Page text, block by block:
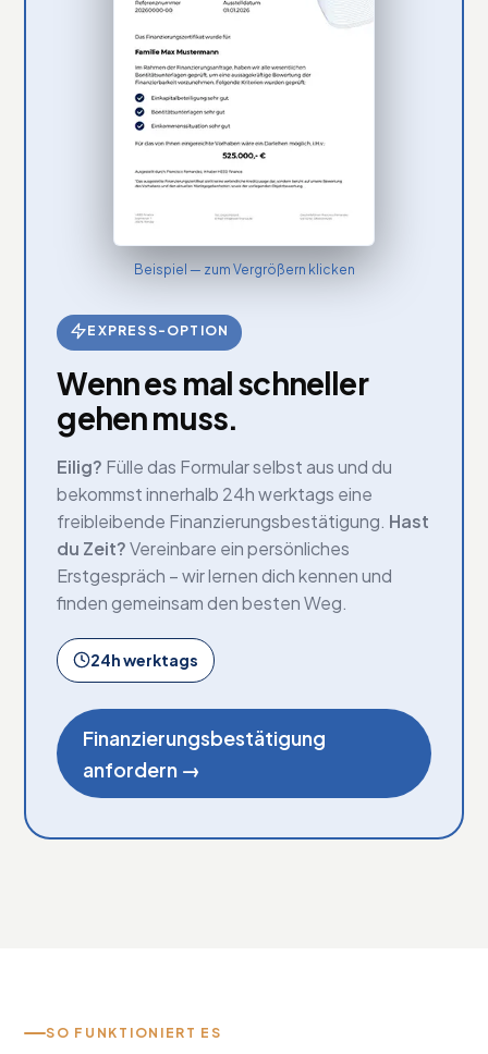
EXPRESS-OPTION
Wenn es mal schneller
gehen muss.
Eilig? Fülle das Formular selbst aus und du
bekommst innerhalb 24h werktags eine
freibleibende Finanzierungsbestätigung. Hast
du Zeit?Vereinbare ein persönliches
Erstgespräch – wir lernen dich kennen und
finden gemeinsam den besten Weg.
24h werktags
Finanzierungsbestätigung
anfordern →
Beispiel — zum Vergrößern klicken
SO FUNKTIONIERT ES